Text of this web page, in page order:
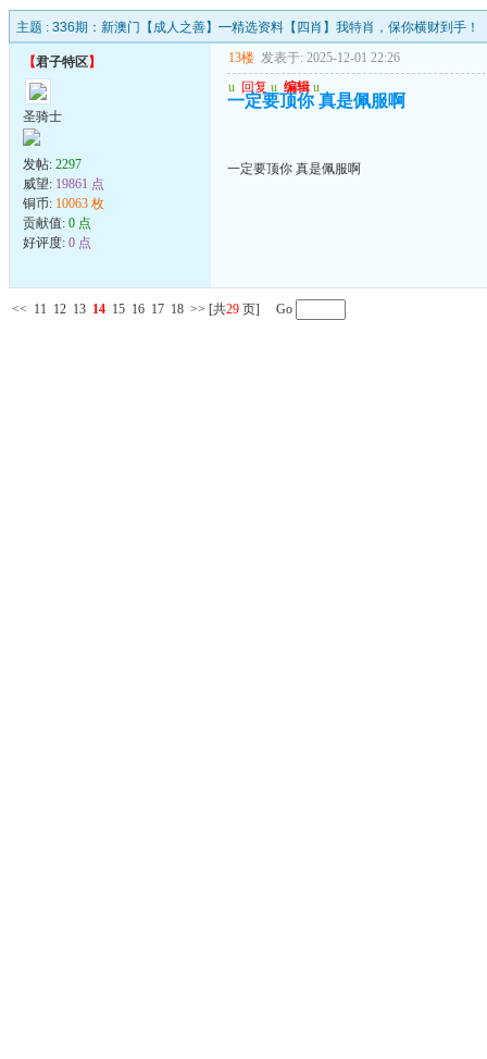
主题 : 336期：新澳门【成人之善】━精选资料【四肖】我特肖，保你横财到手！
【君子特区】
圣骑士
发帖: 2297
威望: 19861 点
铜币: 10063 枚
贡献值: 0 点
好评度: 0 点
13楼 发表于: 2025-12-01 22:26
u 回复 u 编辑 u
一定要顶你 真是佩服啊
一定要顶你 真是佩服啊
<< 11 12 13 14 15 16 17 18 >> [共29 页] Go